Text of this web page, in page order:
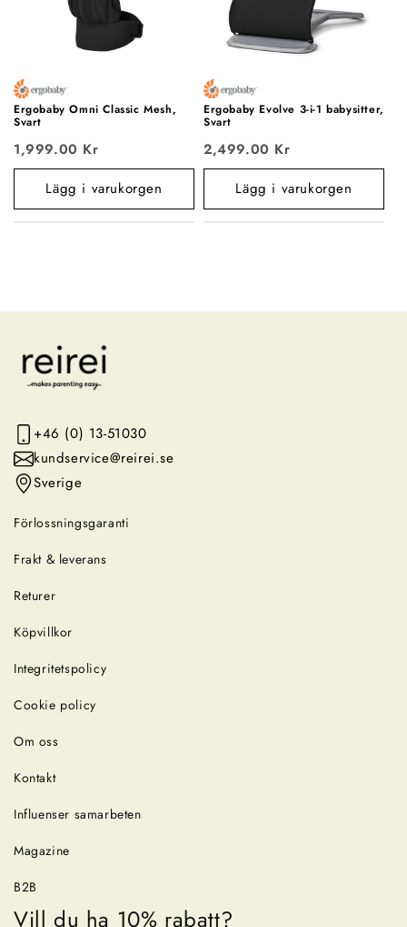
Ergobaby Omni Classic Mesh,
Svart
1,999.00 Kr
Lägg i varukorgen
Ergobaby Evolve 3-i-1 babysitter,
Svart
2,499.00 Kr
Lägg i varukorgen
+46 (0) 13-51030
kundservice@reirei.se
Sverige
Förlossningsgaranti
Frakt & leverans
Returer
Köpvillkor
Integritetspolicy
Cookie policy
Om oss
Kontakt
Influenser samarbeten
Magazine
B2B
Vill du ha 10% rabatt?